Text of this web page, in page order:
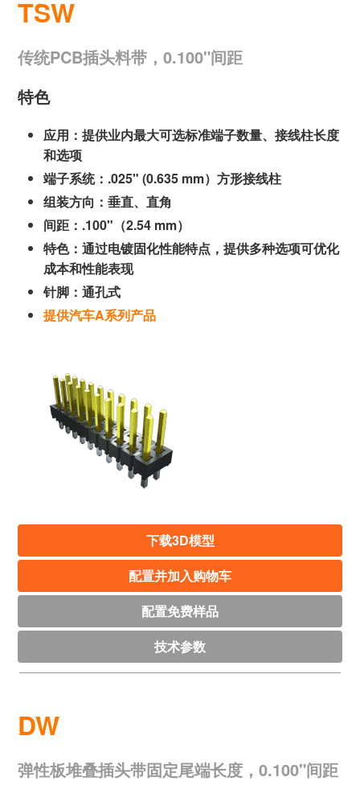
TSW
传统PCB插头料带，0.100"间距
特色
应用：提供业内最大可选标准端子数量、接线柱长度
和选项
端子系统：.025" (0.635 mm）方形接线柱
组装方向：垂直、直角
间距：.100"（2.54 mm）
特色：通过电镀固化性能特点，提供多种选项可优化
成本和性能表现
针脚：通孔式
提供汽车A系列产品
下载3D模型
配置并加入购物车
配置免费样品
技术参数
DW
弹性板堆叠插头带固定尾端长度，0.100"间距